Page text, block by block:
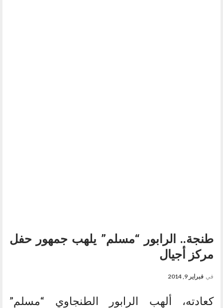
طنجة.. الرابور “مسلم” يلهب جمهور حفل
مركز أجيال
في فبراير 9, 2014
كعادته، ألهب الرابور الطنجاوي “مسلم”